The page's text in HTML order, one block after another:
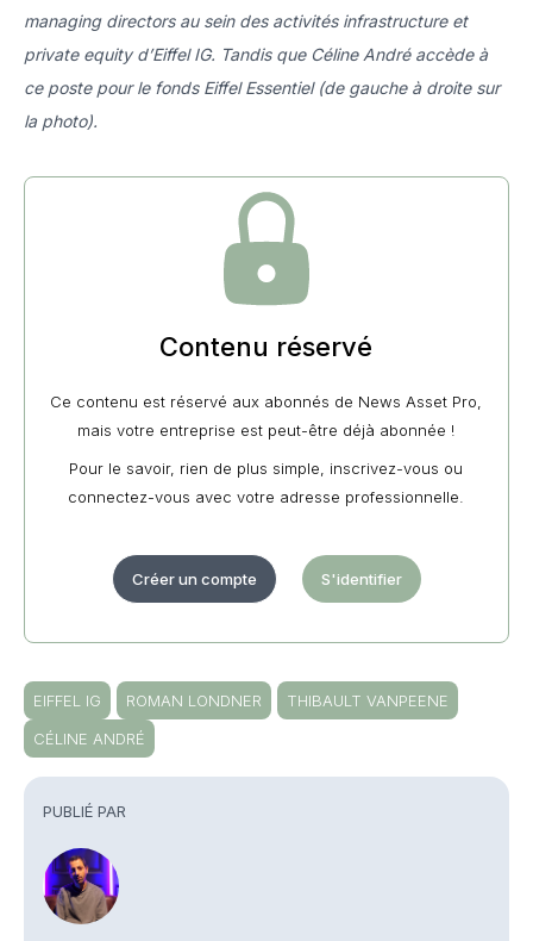
PUBLIÉ PAR
managing directors au sein des activités infrastructure et
private equity d’Eiffel IG. Tandis que Céline André accède à
ce poste pour le fonds Eiffel Essentiel (de gauche à droite sur
la photo).
Contenu réservé
Ce contenu est réservé aux abonnés de News Asset Pro,
mais votre entreprise est peut-être déjà abonnée !
Pour le savoir, rien de plus simple, inscrivez-vous ou
connectez-vous avec votre adresse professionnelle.
Créer un compte S'identifier
EIFFEL IG ROMAN LONDNER
THIBAULT VANPEENE
CÉLINE ANDRÉ